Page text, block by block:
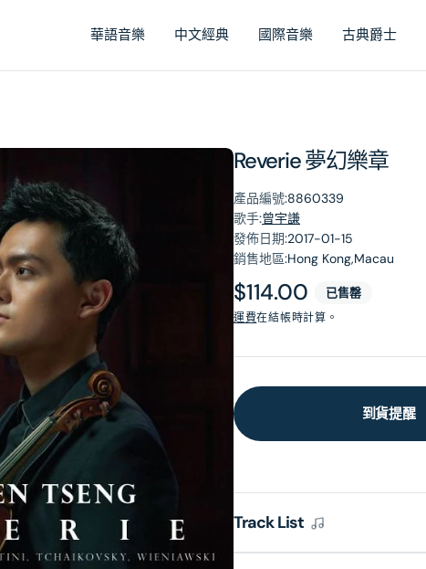
華語音樂 中文經典 國際音樂 古典爵士
Reverie 夢幻樂章
產品編號:8860339
歌手:曾宇謙
發佈日期:2017-01-15
銷售地區:Hong Kong,Macau
原
價
$114.00 已售罄
運費在結帳時計算。
到貨提醒
Track List
在
相
簿
中
開
啟
第
1